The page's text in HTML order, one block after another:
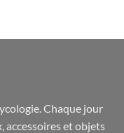
Chaque jour
,accessoireset objets